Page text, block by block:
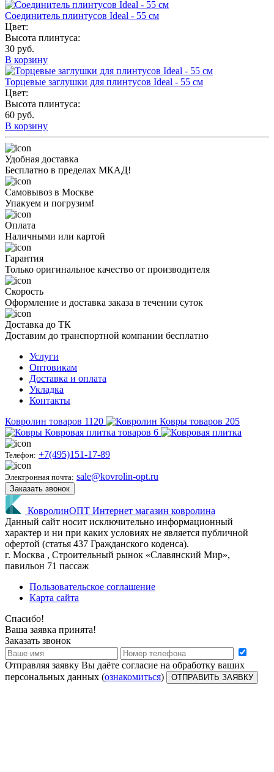
Соединитель плинтусов Ideal - 55 см
Цвет:
Высота плинтуса:
30 руб.
В корзину
Торцевые заглушки для плинтусов Ideal - 55 см
Цвет:
Высота плинтуса:
60 руб.
В корзину
Удобная доставка
Бесплатно в пределах МКАД!
Самовывоз в Москве
Упакуем и погрузим!
Оплата
Наличными или картой
Гарантия
Только оригинальное качество от производителя
Скорость
Оформление и доставка заказа в течении суток
Доставка до ТК
Доставим до транспортной компании бесплатно
Услуги
Оптовикам
Доставка и оплата
Укладка
Контакты
Ковролин товаров 1120 Ковры товаров 205
Ковровая плитка товаров 6
Телефон: +7(495)151-17-89
Электронная почта: sale@kovrolin-opt.ru
Заказать звонок
КовролинОПТ Интернет магазин ковролина
Данный сайт носит исключительно информационный
характер и ни при каких условиях не является публичной
офертой (статья 437 Гражданского коденса).
г. Москва , Строительный рынок «Славянский Мир»,
павильон 71 пассаж
Пользовательское соглашение
Карта сайта
Спасибо!
Ваша заявка принята!
Заказать звонок
Отправляя заявку Вы даёте согласие на обработку ваших
персональных данных (ознакомиться) ОТПРАВИТЬ ЗАЯВКУ